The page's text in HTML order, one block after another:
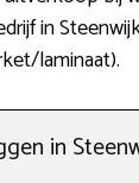
in
laminaat).
in